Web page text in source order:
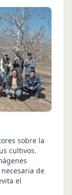
sobre la
cultivos.
de
el